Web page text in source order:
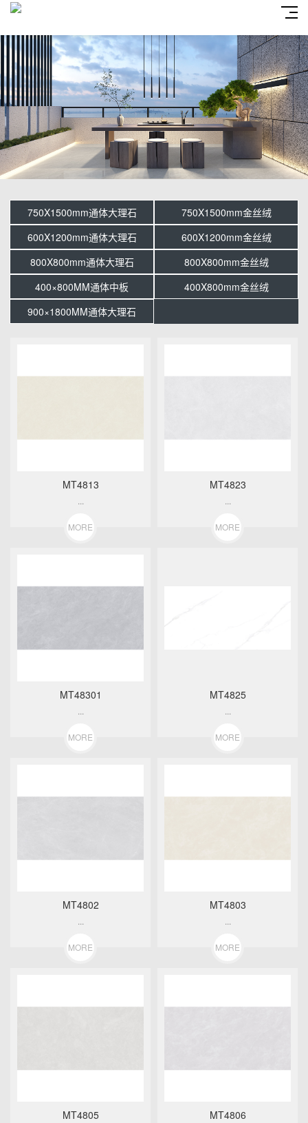
750X1500mm通体大理石
750X1500mm金丝绒
600X1200mm通体大理石
600X1200mm金丝绒
800X800mm通体大理石
800X800mm金丝绒
400×800MM通体中板
400X800mm金丝绒
900×1800MM通体大理石
MT4813
...
MORE
MT4823
...
MORE
MT48301
...
MORE
MT4825
...
MORE
MT4802
...
MORE
MT4803
...
MORE
MT4805 MT4806